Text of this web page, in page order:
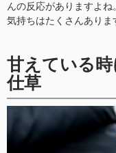
んの反応がありますよ
気持ちはたくさんありま
甘えている
仕草